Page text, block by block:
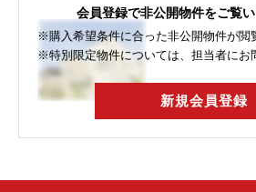
会員登録で非公開物件をご覧い
※購入希望条件に合った非公開物件が閲
※特別限定物件については、担当者にお
新規会員登録